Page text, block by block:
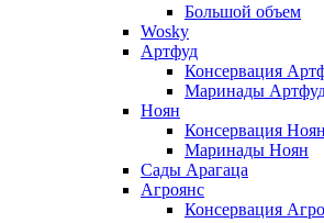
Большой объем
Wosky
Артфуд
Консервация
Маринады
Ноян
Консервация Ноян
Маринады Ноян
Сады Арагаца
Агроянс
Консервация